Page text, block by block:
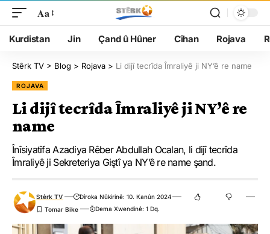
Aa
Kurdistan Jin Çand û Hûner Cîhan Rojava
Stêrk TV > Blog > Rojava > Li dijî tecrîda Îmraliyê ji NY’ê re name
ROJAVA
Li dijî tecrîda Îmraliyê ji NY’ê re
name
Înîsiyatîfa Azadiya Rêber Abdullah Ocalan, li dijî tecrîda
Îmraliyê ji Sekreteriya Giştî ya NY’ê re name şand.
Stêrk TV
Dîroka Nûkirinê: 10. Kanûn 2024
Dema Xwendinê: 1 Dq.